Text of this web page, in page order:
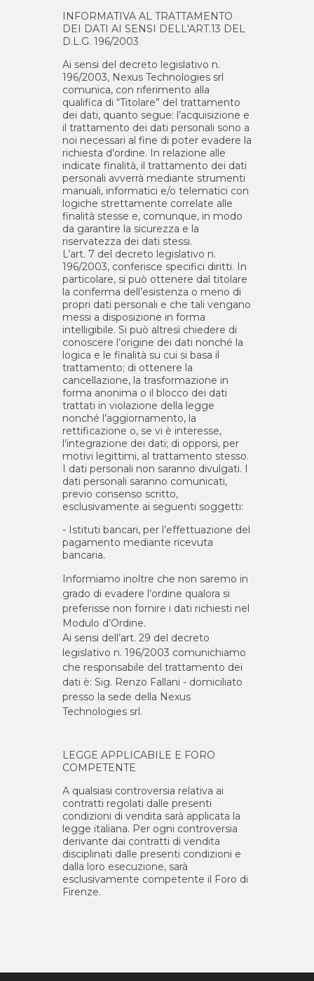
INFORMATIVA AL TRATTAMENTO
DEI DATI AI SENSI DELL'ART.13 DEL
D.L.G. 196/2003
Ai sensi del decreto legislativo n.
196/2003, Nexus Technologies srl
comunica, con riferimento alla
qualifica di “Titolare” del trattamento
dei dati, quanto segue: l’acquisizione e
il trattamento dei dati personali sono a
noi necessari al fine di poter evadere la
richiesta d’ordine. In relazione alle
indicate finalità, il trattamento dei dati
personali avverrà mediante strumenti
manuali, informatici e/o telematici con
logiche strettamente correlate alle
finalità stesse e, comunque, in modo
da garantire la sicurezza e la
riservatezza dei dati stessi.
L’art. 7 del decreto legislativo n.
196/2003, conferisce specifici diritti. In
particolare, si può ottenere dal titolare
la conferma dell’esistenza o meno di
propri dati personali e che tali vengano
messi a disposizione in forma
intelligibile. Si può altresì chiedere di
conoscere l’origine dei dati nonché la
logica e le finalità su cui si basa il
trattamento; di ottenere la
cancellazione, la trasformazione in
forma anonima o il blocco dei dati
trattati in violazione della legge
nonché l’aggiornamento, la
rettificazione o, se vi è interesse,
l’integrazione dei dati; di opporsi, per
motivi legittimi, al trattamento stesso.
I dati personali non saranno divulgati. I
dati personali saranno comunicati,
previo consenso scritto,
esclusivamente ai seguenti soggetti:
- Istituti bancari, per l’effettuazione del
pagamento mediante ricevuta
bancaria.
Informiamo inoltre che non saremo in
grado di evadere l’ordine qualora si
preferisse non fornire i dati richiesti nel
Modulo d’Ordine.
Ai sensi dell’art. 29 del decreto
legislativo n. 196/2003 comunichiamo
che responsabile del trattamento dei
dati è: Sig. Renzo Fallani - domiciliato
presso la sede della Nexus
Technologies srl.
LEGGE APPLICABILE E FORO
COMPETENTE
A qualsiasi controversia relativa ai
contratti regolati dalle presenti
condizioni di vendita sarà applicata la
legge italiana. Per ogni controversia
derivante dai contratti di vendita
disciplinati dalle presenti condizioni e
dalla loro esecuzione, sarà
esclusivamente competente il Foro di
Firenze.